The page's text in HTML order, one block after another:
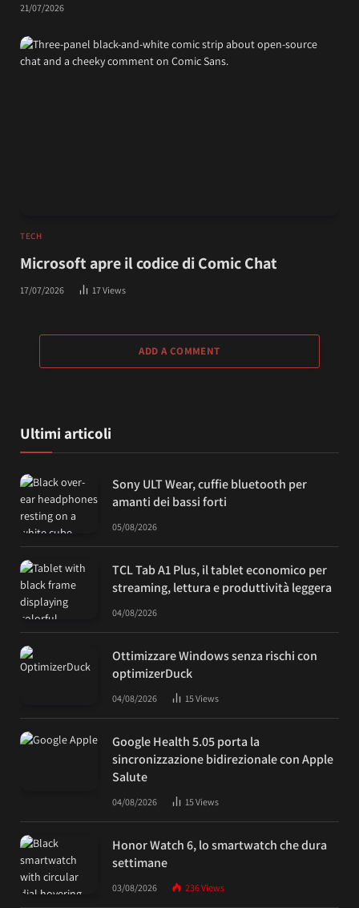
21/07/2026
TECH
Microsoft apre il codice di Comic Chat
17/07/2026 17Views
ADD A COMMENT
Ultimi articoli
Sony ULT Wear, cuffie bluetooth per
amanti dei bassi forti
05/08/2026
TCL Tab A1 Plus, il tablet economico per
streaming, lettura e produttività leggera
04/08/2026
Ottimizzare Windows senza rischi con
optimizerDuck
04/08/2026 15Views
Google Health 5.05 porta la
sincronizzazione bidirezionale con Apple
Salute
04/08/2026 15Views
Honor Watch 6, lo smartwatch che dura
settimane
03/08/2026 236Views